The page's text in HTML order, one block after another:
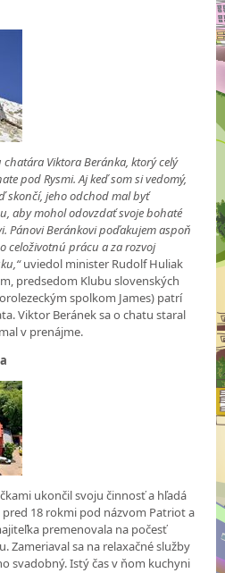
Viktora Beránka, ktorý celý
pod Rysmi. Aj keď som si vedomý,
skončí, jeho odchod mal byť
aby mohol odovzdať svoje bohaté
Pánovi Beránkovi poďakujem aspoň
celoživotnú prácu a za rozvoj
uviedol minister Rudolf Huliak
predsedom Klubu slovenských
spolkom James) patrí
Viktor Beránek sa o chatu staral
v prenájme.
ukončil svoju činnosť a hľadá
18 rokmi pod názvom Patriot a
premenovala na počesť
Zameriaval sa na relaxačné služby
svadobný. Istý čas v ňom kuchyni